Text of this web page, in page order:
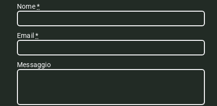
Nome*
Email*
Messaggio